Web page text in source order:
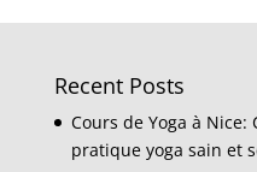
Recent Posts
Cours de Yoga à
pratique yoga sain et